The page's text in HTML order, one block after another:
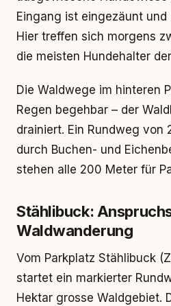
Eingang ist eingezäunt
Hier treffen sich morgens
die meisten Hundehalter
Die Waldwege im hinteren
Regen begehbar – der
drainiert. Ein Rundweg von
durch Buchen- und
stehen alle 200 Meter für
Stählibuck:
Waldwanderung
Vom Parkplatz Stählibuck
startet ein markierter
Hektar grosse Waldgebiet.